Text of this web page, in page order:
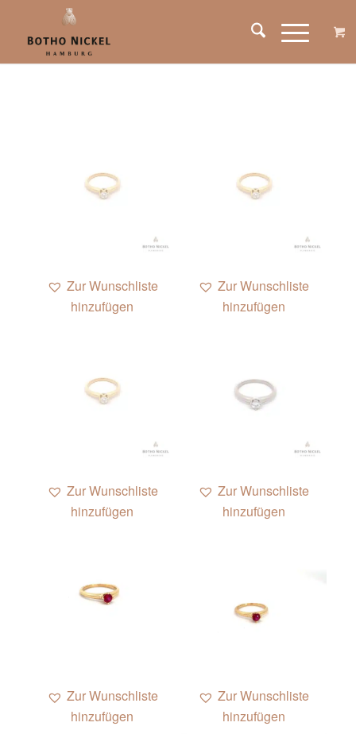
Zur Wunschliste
hinzufügen
Zur Wunschliste
hinzufügen
Zur Wunschliste
hinzufügen
Zur Wunschliste
hinzufügen
Zur Wunschliste
hinzufügen
Zur Wunschliste
hinzufügen